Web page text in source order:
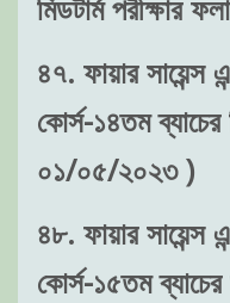
৪৭. ফায়ার সায়েন্স
কোর্স-১৪তম ব্যাচের
০১/০৫/২০২৩ )
৪৮. ফায়ার সায়েন্স
কোর্স-১৫তম ব্যাচের